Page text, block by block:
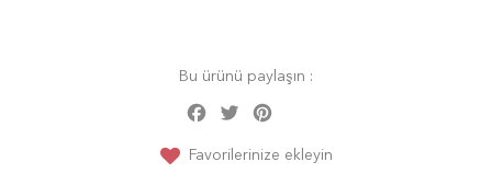
Bu ürünü paylaşın :
Facebook
Twitter
Favorilerinize ekleyin